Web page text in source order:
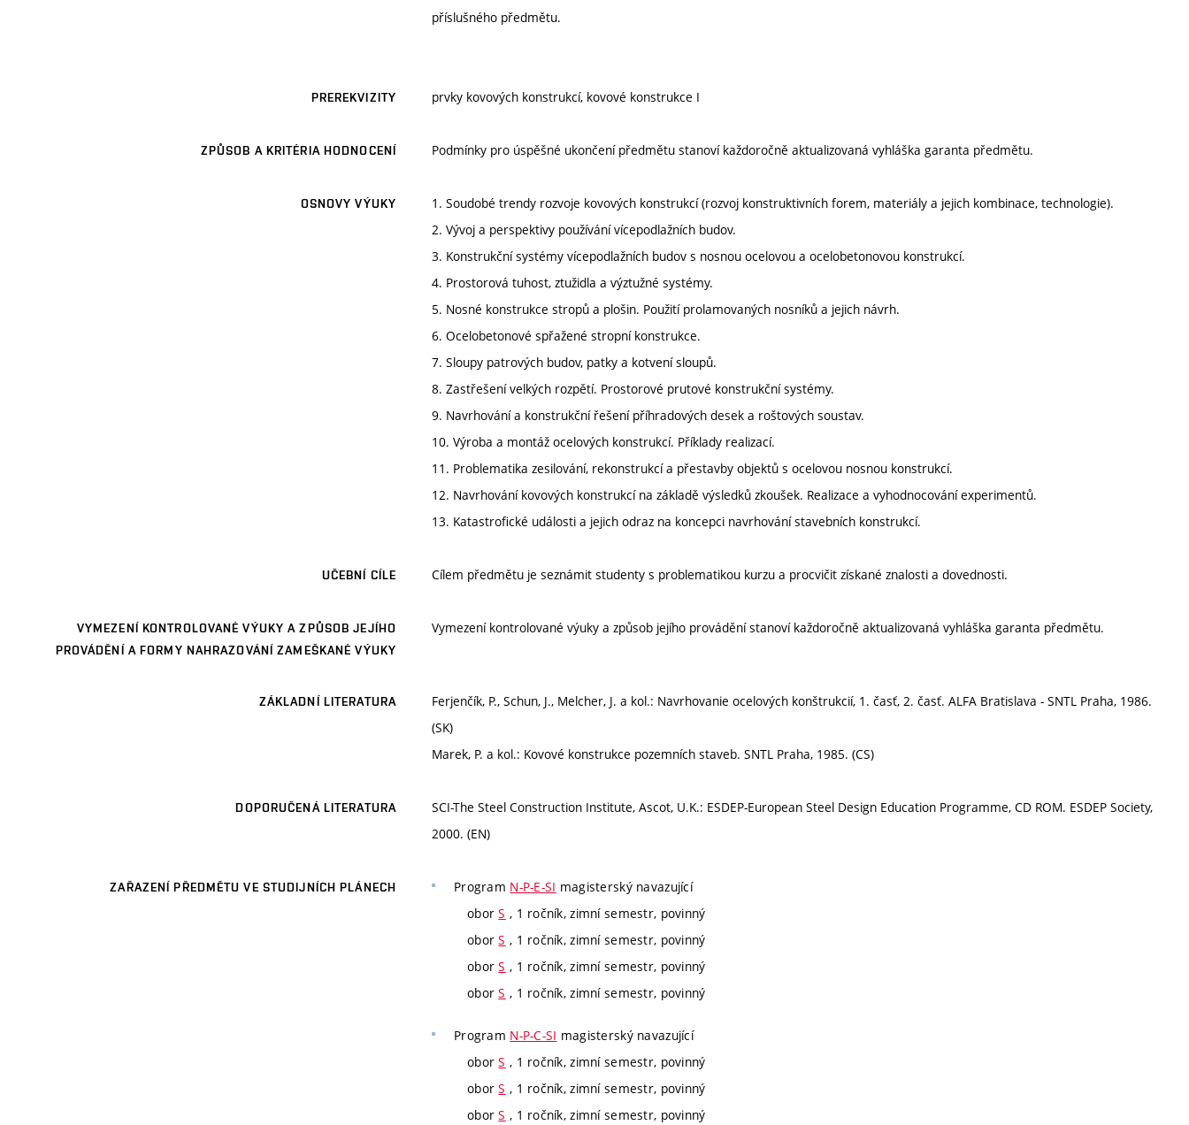
příslušného předmětu.
PREREKVIZITY prvky kovových konstrukcí, kovové konstrukce I
ZPŮSOB A KRITÉRIA HODNOCENÍ Podmínky pro úspěšné ukončení předmětu stanoví každoročně aktualizovaná vyhláška garanta předmětu.
OSNOVY VÝUKY
1. Soudobé trendy rozvoje kovových konstrukcí (rozvoj konstruktivních forem, materiály a jejich kombinace, technologie).
2. Vývoj a perspektivy používání vícepodlažních budov.
3. Konstrukční systémy vícepodlažních budov s nosnou ocelovou a ocelobetonovou konstrukcí.
4. Prostorová tuhost, ztužidla a výztužné systémy.
5. Nosné konstrukce stropů a plošin. Použití prolamovaných nosníků a jejich návrh.
6. Ocelobetonové spřažené stropní konstrukce.
7. Sloupy patrových budov, patky a kotvení sloupů.
8. Zastřešení velkých rozpětí. Prostorové prutové konstrukční systémy.
9. Navrhování a konstrukční řešení příhradových desek a roštových soustav.
10. Výroba a montáž ocelových konstrukcí. Příklady realizací.
11. Problematika zesilování, rekonstrukcí a přestavby objektů s ocelovou nosnou konstrukcí.
12. Navrhování kovových konstrukcí na základě výsledků zkoušek. Realizace a vyhodnocování experimentů.
13. Katastrofické události a jejich odraz na koncepci navrhování stavebních konstrukcí.
UČEBNÍ CÍLE Cílem předmětu je seznámit studenty s problematikou kurzu a procvičit získané znalosti a dovednosti.
VYMEZENÍ KONTROLOVANÉ VÝUKY A ZPŮSOB JEJÍHO
PROVÁDĚNÍ A FORMY NAHRAZOVÁNÍ ZAMEŠKANÉ VÝUKY
Vymezení kontrolované výuky a způsob jejího provádění stanoví každoročně aktualizovaná vyhláška garanta předmětu.
ZÁKLADNÍ LITERATURA
Ferjenčík, P., Schun, J., Melcher, J. a kol.: Navrhovanie ocelových konštrukcií, 1. časť, 2. časť. ALFA Bratislava - SNTL Praha, 1986.
(SK)
Marek, P. a kol.: Kovové konstrukce pozemních staveb. SNTL Praha, 1985. (CS)
DOPORUČENÁ LITERATURA
SCI-The Steel Construction Institute, Ascot, U.K.: ESDEP-European Steel Design Education Programme, CD ROM. ESDEP Society,
2000. (EN)
ZAŘAZENÍ PŘEDMĚTU VE STUDIJNÍCH PLÁNECH Program N-P-E-SI magisterský navazující
oborS , 1 ročník, zimní semestr, povinný
oborS , 1 ročník, zimní semestr, povinný
oborS , 1 ročník, zimní semestr, povinný
oborS , 1 ročník, zimní semestr, povinný
Program N-P-C-SI magisterský navazující
oborS , 1 ročník, zimní semestr, povinný
oborS , 1 ročník, zimní semestr, povinný
oborS , 1 ročník, zimní semestr, povinný